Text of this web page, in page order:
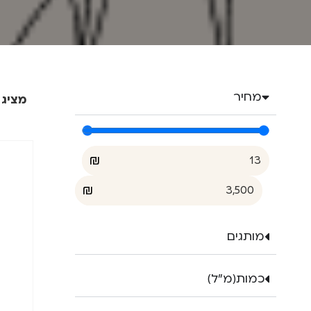
מחיר
₪
₪
מותגים
כמות(מ"ל)
מציג 1–12 מתוך 1282